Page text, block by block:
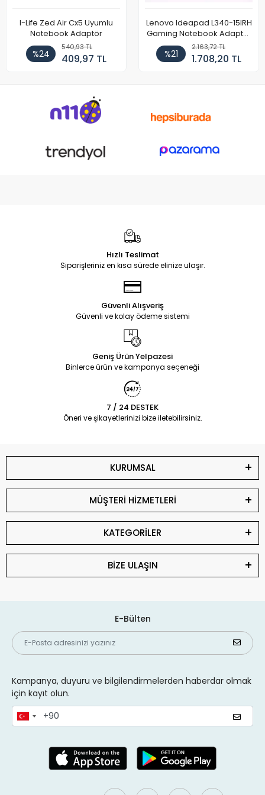
I-Life Zed Air Cx5 Uyumlu
Notebook Adaptör
%24
540,93 TL
409,97 TL
Lenovo Ideapad L340-15IRH
Gaming Notebook Adaptör
Cihazı Şarj Aleti (150W)
%21
2.163,72 TL
1.708,20 TL
Hızlı Teslimat
Siparişleriniz en kısa sürede elinize ulaşır.
Güvenli Alışveriş
Güvenli ve kolay ödeme sistemi
Geniş Ürün Yelpazesi
Binlerce ürün ve kampanya seçeneği
7 / 24 DESTEK
Öneri ve şikayetlerinizi bize iletebilirsiniz.
KURUMSAL
MÜŞTERİ HİZMETLERİ
KATEGORİLER
BİZE ULAŞIN
E-Bülten
Kampanya, duyuru ve bilgilendirmelerden haberdar olmak
için kayıt olun.